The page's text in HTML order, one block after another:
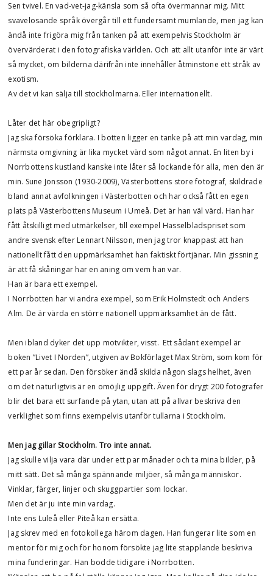
Sen tvivel. En vad-vet-jag-känsla som så ofta övermannar mig. Mitt
svavelosande språk övergår till ett fundersamt mumlande, men jag kan
ändå inte frigöra mig från tanken på att exempelvis Stockholm är
övervärderat i den fotografiska världen. Och att allt utanför inte är värt
så mycket, om bilderna därifrån inte innehåller åtminstone ett stråk av
exotism.
Av det vi kan sälja till stockholmarna. Eller internationellt.
Låter det här obegripligt?
Jag ska försöka förklara. I botten ligger en tanke på att min vardag, min
närmsta omgivning är lika mycket värd som något annat. En liten by i
Norrbottens kustland kanske inte låter så lockande för alla, men den är
min. Sune Jonsson (1930-2009), Västerbottens store fotograf, skildrade
bland annat avfolkningen i Västerbotten och har också fått en egen
plats på Västerbottens Museum i Umeå. Det är han väl värd. Han har
fått åtskilligt med utmärkelser, till exempel Hasselbladspriset som
andre svensk efter Lennart Nilsson, men jag tror knappast att han
nationellt fått den uppmärksamhet han faktiskt förtjänar. Min gissning
är att få skåningar har en aning om vem han var.
Han är bara ett exempel.
I Norrbotten har vi andra exempel, som Erik Holmstedt och Anders
Alm. De är värda en större nationell uppmärksamhet än de fått.
Men ibland dyker det upp motvikter, visst. Ett sådant exempel är
boken ”Livet I Norden”, utgiven av Bokförlaget Max Ström, som kom för
ett par år sedan. Den försöker ändå skilda någon slags helhet, även
om det naturligtvis är en omöjlig uppgift. Även för drygt 200 fotografer
blir det bara ett surfande på ytan, utan att på allvar beskriva den
verklighet som finns exempelvis utanför tullarna i Stockholm.
Men jag gillar Stockholm. Tro inte annat.
Jag skulle vilja vara där under ett par månader och ta mina bilder, på
mitt sätt. Det så många spännande miljöer, så många människor.
Vinklar, färger, linjer och skuggpartier som lockar.
Men det är ju inte min vardag.
Inte ens Luleå eller Piteå kan ersätta.
Jag skrev med en fotokollega härom dagen. Han fungerar lite som en
mentor för mig och för honom försökte jag lite stapplande beskriva
mina funderingar. Han bodde tidigare i Norrbotten.